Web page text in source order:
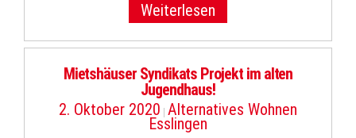
Weiterlesen
Mietshäuser Syndikats Projekt im alten
Jugendhaus!
2. Oktober 2020 | Alternatives Wohnen
Esslingen